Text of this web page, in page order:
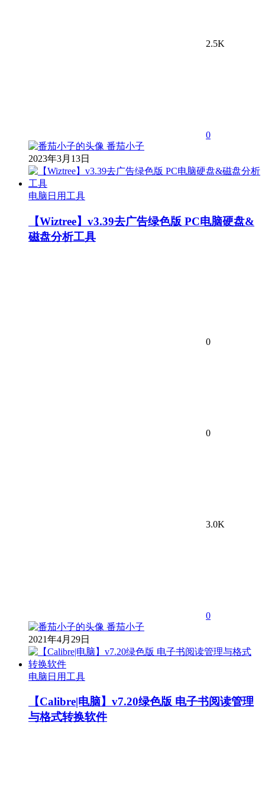
2.5K
0
番茄小子
2023年3月13日
电脑日用工具
【Wiztree】v3.39去广告绿色版 PC电脑硬盘&
磁盘分析工具
0
0
3.0K
0
番茄小子
2021年4月29日
电脑日用工具
【Calibre|电脑】v7.20绿色版 电子书阅读管理
与格式转换软件